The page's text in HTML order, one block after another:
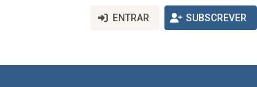
ENTRAR SUBSCREVER